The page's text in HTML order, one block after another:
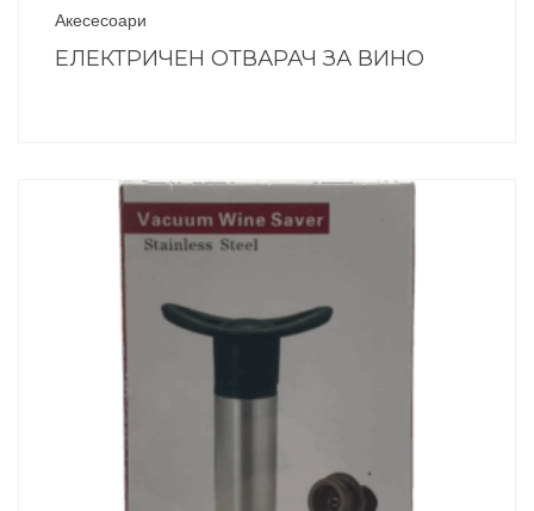
Акесесоари
ЕЛЕКТРИЧЕН ОТВАРАЧ ЗА ВИНО